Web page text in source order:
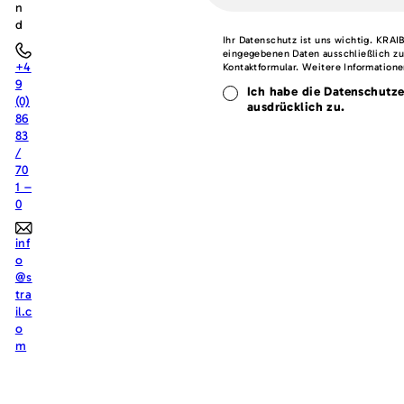
n
d
+4
9
(0)
86
83
/
70
1 –
0
inf
o
@s
tra
il.c
o
m
Ihr Datenschutz ist uns wichtig.
eingegebenen Daten ausschließlich
Kontaktformular. Weitere
Ich habe die
ausdrücklich zu.